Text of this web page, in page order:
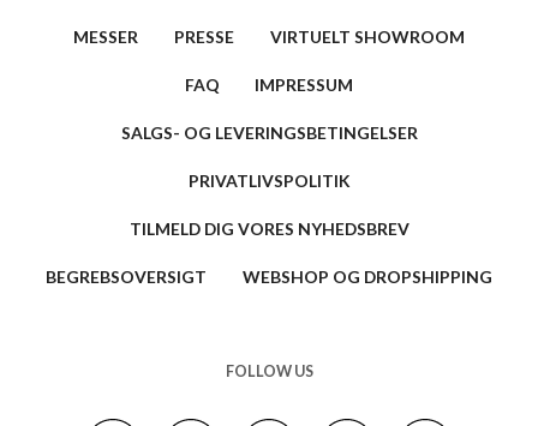
MESSER PRESSE VIRTUELT SHOWROOM
FAQ IMPRESSUM
SALGS- OG LEVERINGSBETINGELSER
PRIVATLIVSPOLITIK
TILMELD DIG VORES NYHEDSBREV
BEGREBSOVERSIGT WEBSHOP OG DROPSHIPPING
FOLLOW US